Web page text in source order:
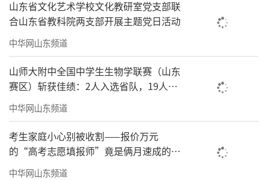
山东省文化艺术学校文化教研室党支部联
合山东省教科院两支部开展主题党日活动
中华网山东频道
山师大附中全国中学生生物学联赛（山东
赛区）斩获佳绩：2人入选省队，19人获
省级奖项
中华网山东频道
考生家庭小心别被收割——报价万元
的“高考志愿填报师”竟是俩月速成的新
人，“专业方案”则是千问免费生成
中华网山东频道